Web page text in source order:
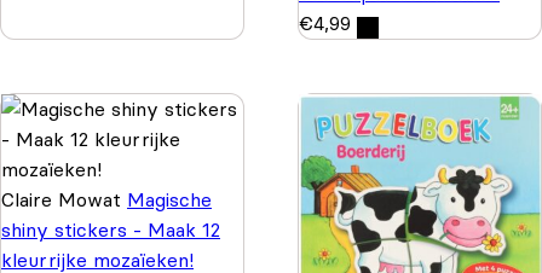
€4,99
Claire Mowat Magische
shiny stickers - Maak 12
kleurrijke mozaïeken!